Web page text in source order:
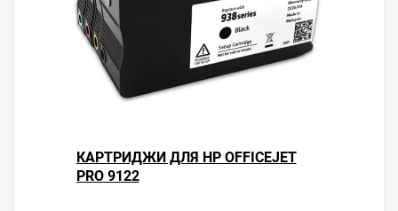
КАРТРИДЖИ ДЛЯ HP OFFICEJET
PRO 9122